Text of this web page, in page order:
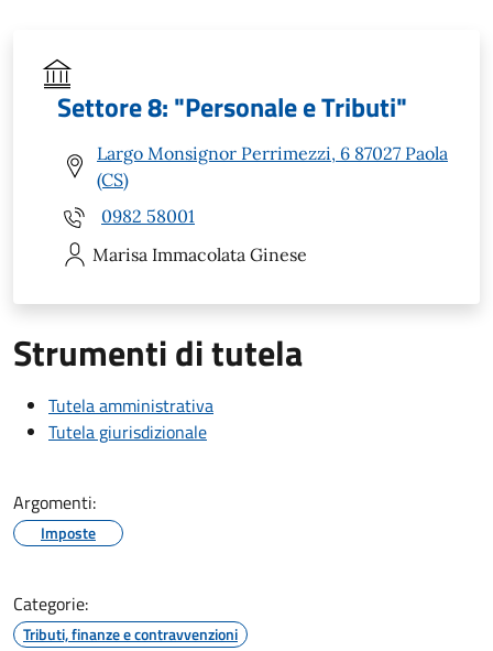
Settore 8: "Personale e Tributi"
Largo Monsignor Perrimezzi, 6 87027 Paola
(CS)
0982 58001
Marisa Immacolata Ginese
Strumenti di tutela
Tutela amministrativa
Tutela giurisdizionale
Argomenti:
Imposte
Categorie:
Tributi, finanze e contravvenzioni